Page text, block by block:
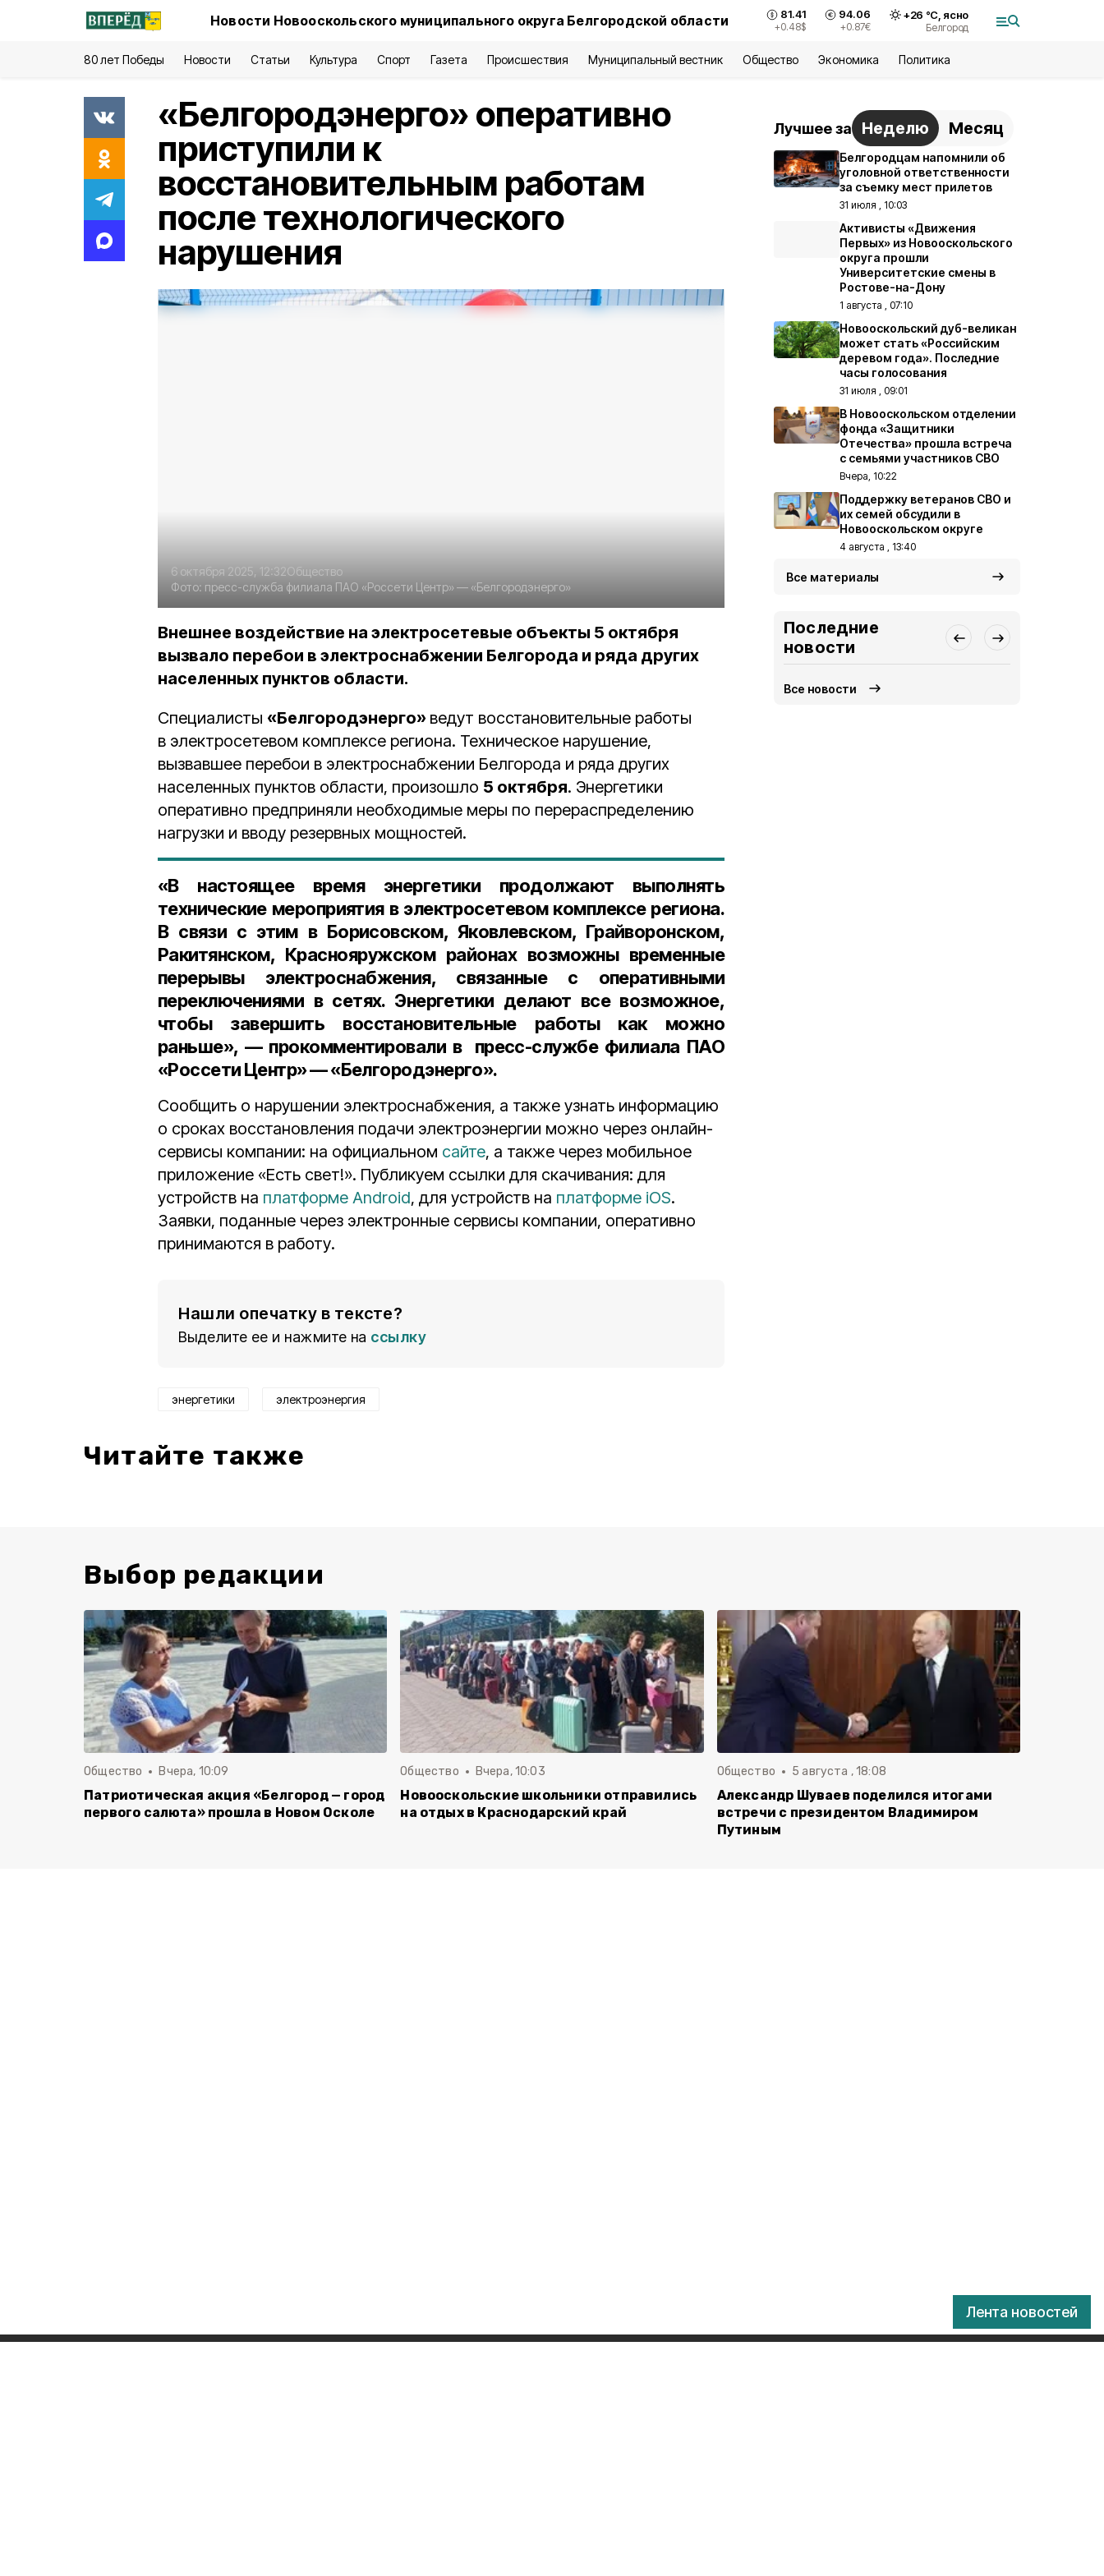
Новости Новооскольского муниципального округа Белгородской области 81.41
+0.48$
94.06
+0.87€
+26 °С, ясно
Белгород
80 лет Победы Новости Статьи Культура Спорт Газета Происшествия Муниципальный вестник Общество Экономика Политика
Лента новостей
«Белгородэнерго» оперативно
приступили к
восстановительным работам
после технологического
нарушения
6 октября 2025, 12:32Общество
Фото: пресс-служба филиала ПАО «Россети Центр» — «Белгородэнерго»
Внешнее воздействие на электросетевые объекты 5 октября
вызвало перебои в электроснабжении Белгорода и ряда других
населенных пунктов области.
Специалисты «Белгородэнерго» ведут восстановительные работы
в электросетевом комплексе региона. Техническое нарушение,
вызвавшее перебои в электроснабжении Белгорода и ряда других
населенных пунктов области, произошло 5 октября. Энергетики
оперативно предприняли необходимые меры по перераспределению
нагрузки и вводу резервных мощностей.
«В настоящее время энергетики продолжают выполнять
технические мероприятия в электросетевом комплексе региона.
В связи с этим в Борисовском, Яковлевском, Грайворонском,
Ракитянском, Краснояружском районах возможны временные
перерывы электроснабжения, связанные с оперативными
переключениями в сетях. Энергетики делают все возможное,
чтобы завершить восстановительные работы как можно
раньше», — прокомментировали в пресс-службе филиала ПАО
«Россети Центр» — «Белгородэнерго».
Сообщить о нарушении электроснабжения, а также узнать информацию
о сроках восстановления подачи электроэнергии можно через онлайн-
сервисы компании: на официальном сайте, а также через мобильное
приложение «Есть свет!». Публикуем ссылки для скачивания: для
устройств на платформе Android, для устройств на платформе iOS.
Заявки, поданные через электронные сервисы компании, оперативно
принимаются в работу.
Нашли опечатку в тексте?
Выделите ее и нажмите на ссылку
энергетики электроэнергия
Читайте также
Лучшее за Неделю Месяц
Белгородцам напомнили об
уголовной ответственности
за съемку мест прилетов
31 июля , 10:03
Активисты «Движения
Первых» из Новооскольского
округа прошли
Университетские смены в
Ростове-на-Дону
1 августа , 07:10
Новооскольский дуб-великан
может стать «Российским
деревом года». Последние
часы голосования
31 июля , 09:01
В Новооскольском отделении
фонда «Защитники
Отечества» прошла встреча
с семьями участников СВО
Вчера, 10:22
Поддержку ветеранов СВО и
их семей обсудили в
Новооскольском округе
4 августа , 13:40
Все материалы
Последние
новости
Все новости
Выбор редакции
Общество Вчера, 10:09
Патриотическая акция «Белгород — город
первого салюта» прошла в Новом Осколе
Общество Вчера, 10:03
Новооскольские школьники отправились
на отдых в Краснодарский край
Общество 5 августа , 18:08
Александр Шуваев поделился итогами
встречи с президентом Владимиром
Путиным